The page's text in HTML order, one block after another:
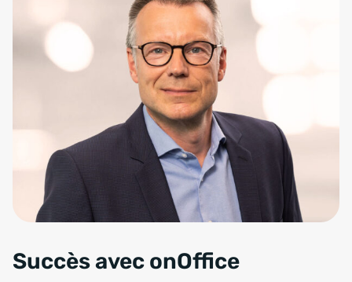
Succès avec onOffice